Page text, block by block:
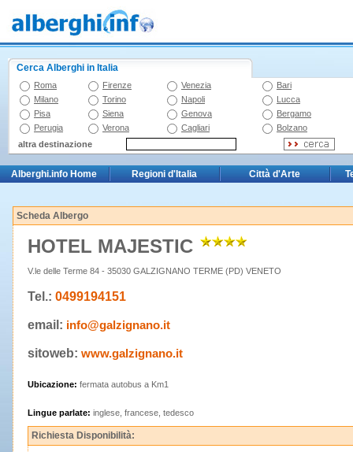
Cerca Alberghi in Italia
Roma Firenze Venezia
Bari
Milano
Torino Napoli
Lucca
Pisa
Siena Genova
Bergamo
Perugia
Verona Cagliari
Bolzano
altra destinazione
Alberghi.info Home Regioni d'Italia Città d'Arte
Scheda Albergo
HOTEL MAJESTIC
V.le delle Terme 84 - 35030 GALZIGNANO TERME (PD) VENETO
Tel.: 0499194151
email: info@galzignano.it
sitoweb: www.galzignano.it
Ubicazione: fermata autobus a Km1
Lingue parlate: inglese, francese, tedesco
Richiesta Disponibilità: